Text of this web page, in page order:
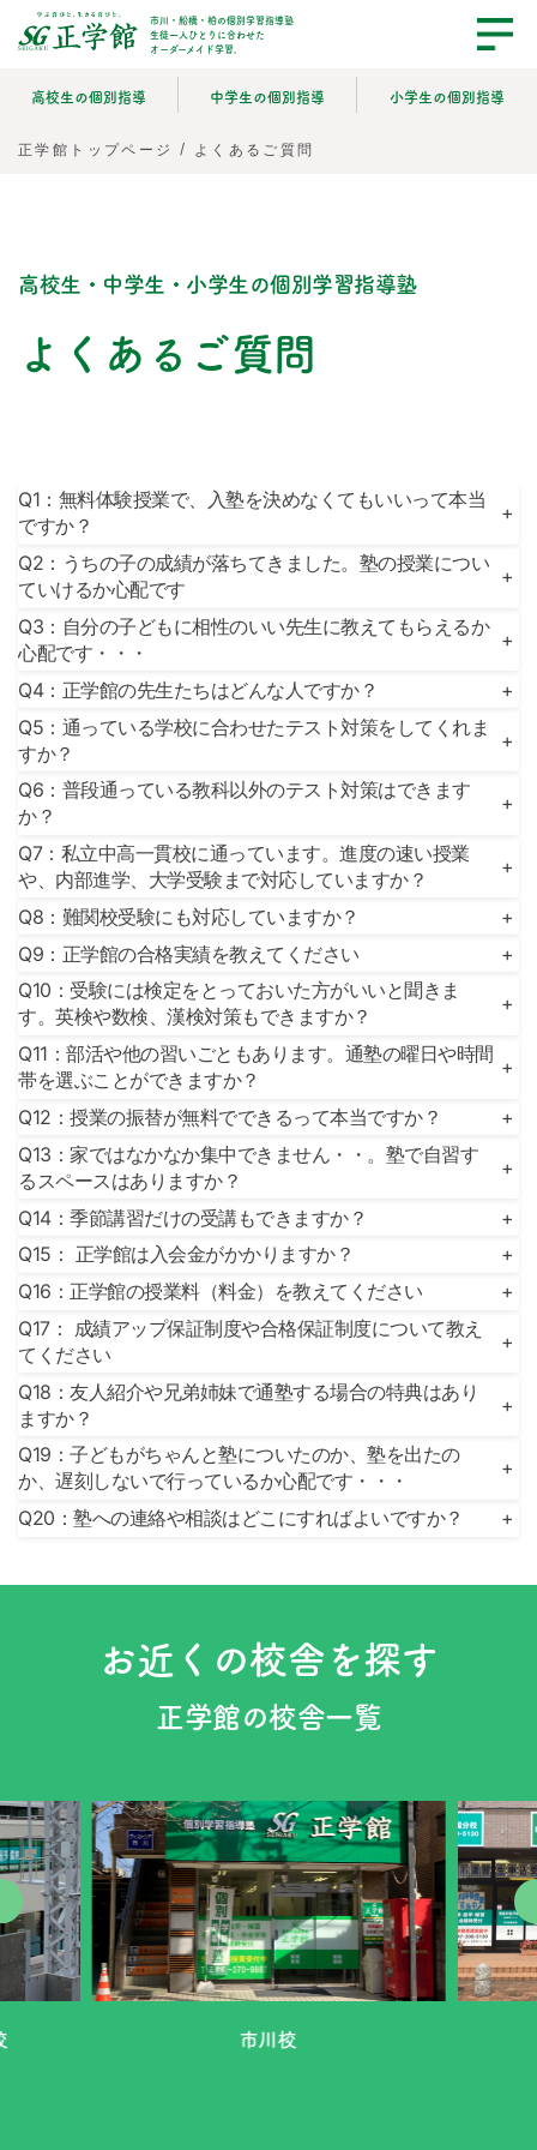
市川・船橋・柏の個別学習指導塾
生徒一人ひとりに合わせた
オーダーメイド学習。
高校生の個別指導 中学生の個別指導 小学生の個別指導
正学館トップページ / よくあるご質問
高校生・中学生・小学生の個別学習指導塾
よくあるご質問
Q1：無料体験授業で、入塾を決めなくてもいいって本当
ですか？
+
Q2：うちの子の成績が落ちてきました。塾の授業につい
ていけるか心配です
+
Q3：自分の子どもに相性のいい先生に教えてもらえるか
心配です・・・
+
Q4：正学館の先生たちはどんな人ですか？
+
Q5：通っている学校に合わせたテスト対策をしてくれま
すか？
+
Q6：普段通っている教科以外のテスト対策はできます
か？
+
Q7：私立中高一貫校に通っています。進度の速い授業
や、内部進学、大学受験まで対応していますか？
+
Q8：難関校受験にも対応していますか？
+
Q9：正学館の合格実績を教えてください
+
Q10：受験には検定をとっておいた方がいいと聞きま
す。英検や数検、漢検対策もできますか？
+
Q11：部活や他の習いごともあります。通塾の曜日や時間
帯を選ぶことができますか？
+
Q12：授業の振替が無料でできるって本当ですか？
+
Q13：家ではなかなか集中できません・・。塾で自習す
るスペースはありますか？
+
Q14：季節講習だけの受講もできますか？
+
Q15： 正学館は入会金がかかりますか？
+
Q16：正学館の授業料（料金）を教えてください
+
Q17： 成績アップ保証制度や合格保証制度について教え
てください
+
Q18：友人紹介や兄弟姉妹で通塾する場合の特典はあり
ますか？
+
Q19：子どもがちゃんと塾についたのか、塾を出たの
か、遅刻しないで行っているか心配です・・・
+
Q20：塾への連絡や相談はどこにすればよいですか？ +
お近くの校舎を探す
正学館の校舎一覧
市川校